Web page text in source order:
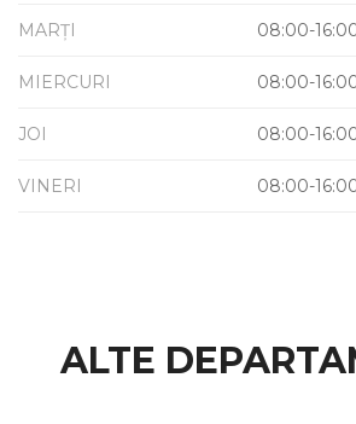
MARȚI 08:00-
MIERCURI 08:00-
JOI 08:00-
VINERI 08:00-
ALTE